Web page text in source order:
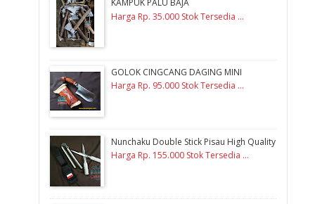
KAMPUK PALU BAJA
Harga Rp. 35.000 Stok Tersedia ...
GOLOK CINGCANG DAGING MINI
Harga Rp. 95.000 Stok Tersedia ...
Nunchaku Double Stick Pisau High Quality
Harga Rp. 155.000 Stok Tersedia ...